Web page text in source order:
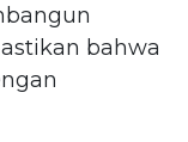
bahwa